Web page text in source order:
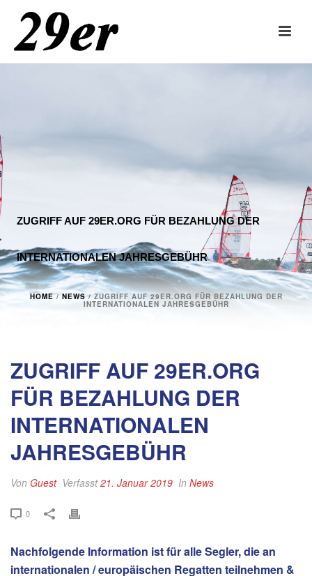
ZUGRIFF AUF 29ER.ORG FÜR BEZAHLUNG DER
INTERNATIONALEN JAHRESGEBÜHR
HOME/NEWS/ ZUGRIFF AUF 29ER.ORG FÜR BEZAHLUNG DER
INTERNATIONALEN JAHRESGEBÜHR
ZUGRIFF AUF 29ER.ORG
FÜR BEZAHLUNG DER
INTERNATIONALEN
JAHRESGEBÜHR
Von Guest Verfasst21. Januar 2019 In News
0
Nachfolgende Information ist für alle Segler, die an
internationalen / europäischen Regatten teilnehmen &